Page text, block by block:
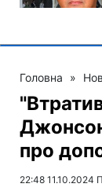
Головна »
про
22:48 11.10.2024